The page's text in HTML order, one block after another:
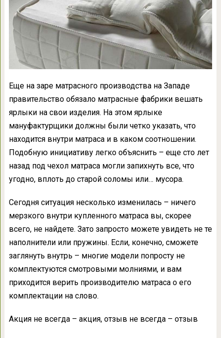
Еще на заре матрасного производства на Западе
правительство обязало матрасные фабрики вешать
ярлыки на свои изделия. На этом ярлыке
мануфактурщики должны были четко указать, что
находится внутри матраса и в каком соотношении.
Подобную инициативу легко объяснить – еще сто лет
назад под чехол матраса могли запихнуть все, что
угодно, вплоть до старой соломы или… мусора.
Сегодня ситуация несколько изменилась – ничего
мерзкого внутри купленного матраса вы, скорее
всего, не найдете. Зато запросто можете увидеть не те
наполнители или пружины. Если, конечно, сможете
заглянуть внутрь – многие модели попросту не
комплектуются смотровыми молниями, и вам
приходится верить производителю матраса о его
комплектации на слово.
Акция не всегда – акция, отзыв не всегда – отзыв